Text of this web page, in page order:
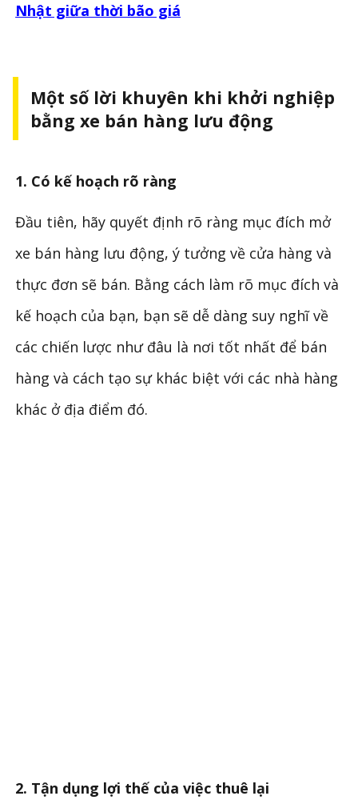
Nhật giữa thời bão giá
Một số lời khuyên khi khởi nghiệp
bằng xe bán hàng lưu động
1. Có kế hoạch rõ ràng
Đầu tiên, hãy quyết định rõ ràng mục đích mở
xe bán hàng lưu động, ý tưởng về cửa hàng và
thực đơn sẽ bán. Bằng cách làm rõ mục đích và
kế hoạch của bạn, bạn sẽ dễ dàng suy nghĩ về
các chiến lược như đâu là nơi tốt nhất để bán
hàng và cách tạo sự khác biệt với các nhà hàng
khác ở địa điểm đó.
2. Tận dụng lợi thế của việc thuê lại